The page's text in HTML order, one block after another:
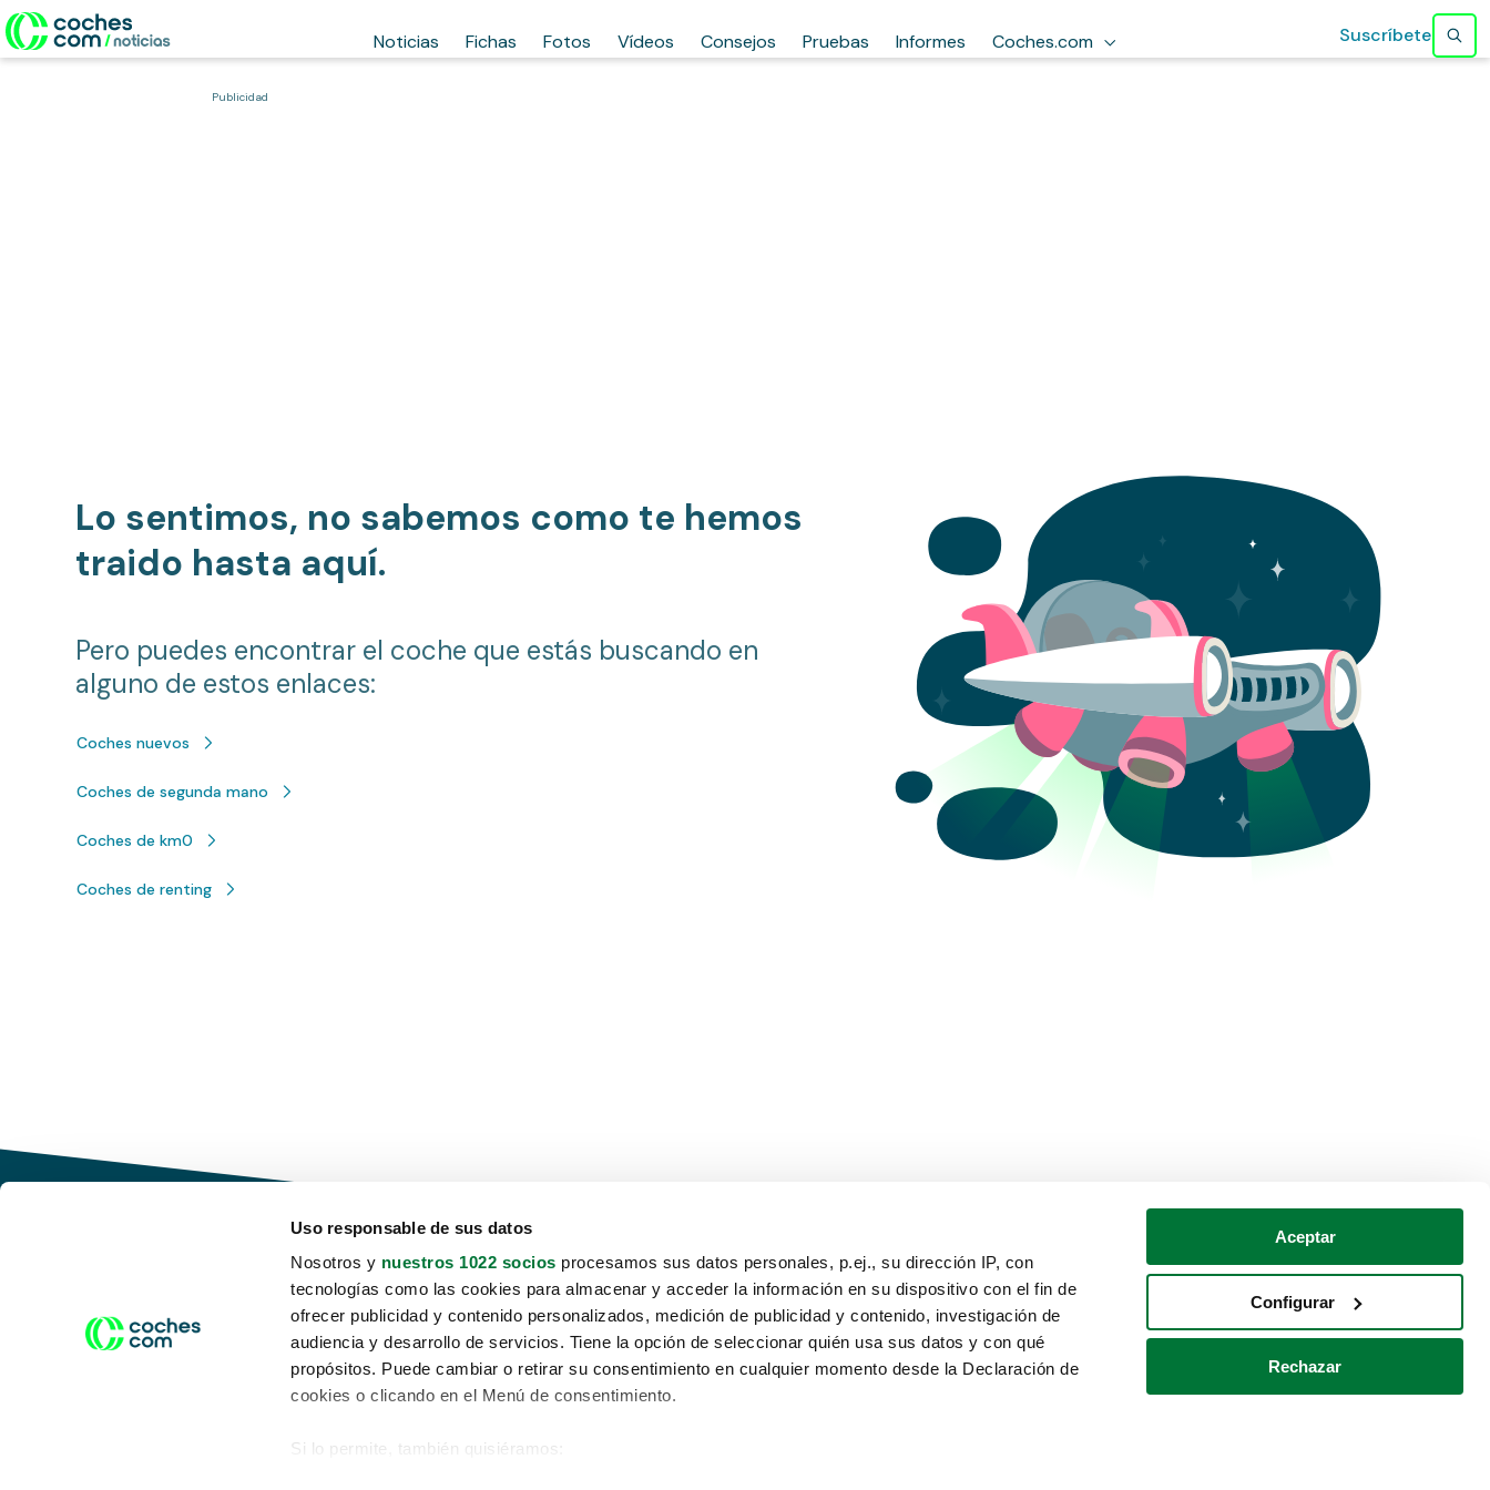
Uso responsable de sus datos
Nosotros y nuestros 1022 socios procesamos sus datos personales, p.ej., su dirección IP, con
tecnologías como las cookies para almacenar y acceder la información en su dispositivo con el fin de
ofrecer publicidad y contenido personalizados, medición de publicidad y contenido, investigación de
audiencia y desarrollo de servicios. Tiene la opción de seleccionar quién usa sus datos y con qué
propósitos. Puede cambiar o retirar su consentimiento en cualquier momento desde la Declaración de
cookies o clicando en el Menú de consentimiento.
Si lo permite, también quisiéramos:
Aceptar
Configurar
Rechazar
Noticias Fichas Fotos Vídeos Consejos Pruebas Informes Coches.com Suscríbete
Publicidad
Lo sentimos, no sabemos como te hemos
traido hasta aquí.
Pero puedes encontrar el coche que estás buscando en
alguno de estos enlaces:
Coches nuevos
Coches de segunda mano
Coches de km0
Coches de renting
Conduce tu futuro,
desata tu movilidad